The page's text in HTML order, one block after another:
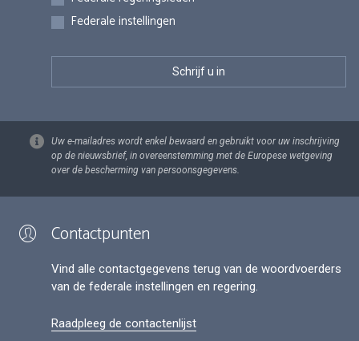
Federale instellingen
Uw e-mailadres wordt enkel bewaard en gebruikt voor uw inschrijving
op de nieuwsbrief, in overeenstemming met de Europese wetgeving
over de bescherming van persoonsgegevens.
Contactpunten
Vind alle contactgegevens terug van de woordvoerders
van de federale instellingen en regering.
Raadpleeg de contactenlijst